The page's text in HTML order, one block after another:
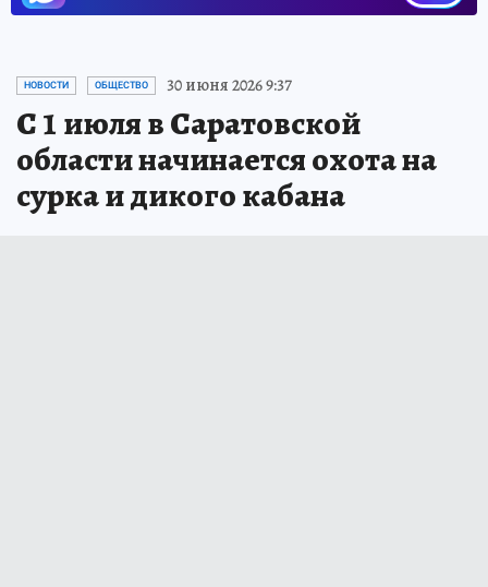
НОВОСТИ ОБЩЕСТВО 30 июня 2026 9:37
С 1 июля в Саратовской
области начинается охота на
сурка и дикого кабана